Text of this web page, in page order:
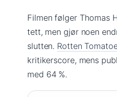
Filmen følger Thomas
tett, men gjør noen
slutten. Rotten
kritikerscore, mens
med 64 %.